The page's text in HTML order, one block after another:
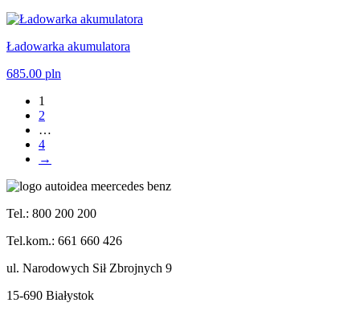
Ładowarka akumulatora
685.00 pln
1
2
…
4
→
Tel.: 800 200 200
Tel.kom.: 661 660 426
ul. Narodowych Sił Zbrojnych 9
15-690 Białystok